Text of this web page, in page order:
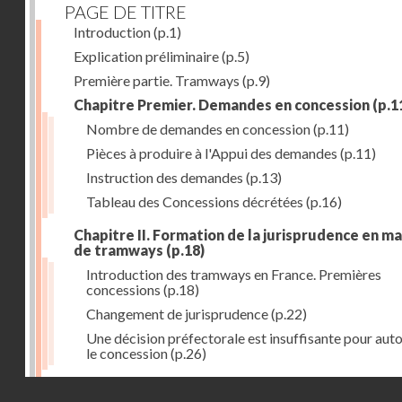
PAGE DE TITRE
Introduction(p.1)
Explication préliminaire(p.5)
Première partie. Tramways (p.9)
Chapitre Premier. Demandes en concession
Nombre de demandes en concession(p.11)
Pièces à produire à l'Appui des demandes (p.11)
Instruction des demandes (p.13)
Tableau des Concessions décrétées (p.16)
Chapitre II. Formation de la jurisprudence en
de tramways (p.18)
Introduction des tramways en France. Premières
concessions (p.18)
Changement de jurisprudence(p.22)
Une décision préfectorale est insuffisante pour
le concession(p.26)